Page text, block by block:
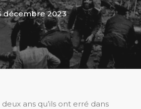
décembre 2023
ans qu’ils ont erré dans